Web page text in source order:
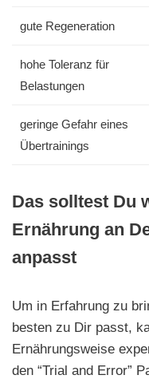
gute Regeneration
hohe Toleranz für
Belastungen
geringe Gefahr eines
Übertrainings
Das solltest Du
Ernährung an
anpasst
Um in Erfahrung zu
besten zu Dir passt,
Ernährungsweise
den “Trial and Error”